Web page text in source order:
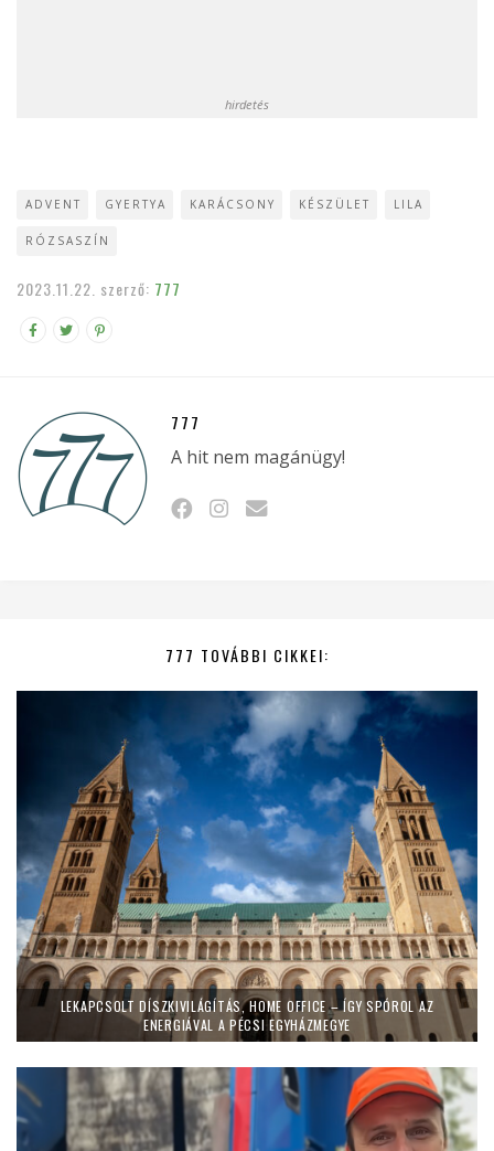
hirdetés
ADVENT GYERTYA KARÁCSONY KÉSZÜLET LILA
RÓZSASZÍN
2023.11.22. szerző: 777
777
A hit nem magánügy!
777 TOVÁBBI CIKKEI:
LEKAPCSOLT DÍSZKIVILÁGÍTÁS, HOME OFFICE – ÍGY SPÓROL AZ
ENERGIÁVAL A PÉCSI EGYHÁZMEGYE